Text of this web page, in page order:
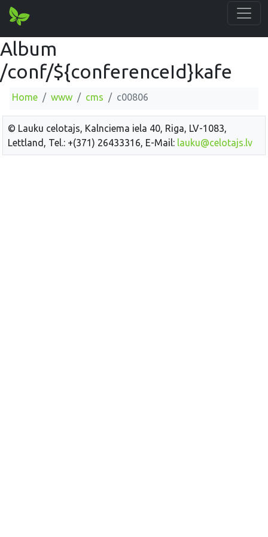
Album
/conf/${conferenceId}kafe
Home www cms c00806
© Lauku celotajs, Kalnciema iela 40, Riga, LV-1083,
Lettland, Tel.: +(371) 26433316, E-Mail: lauku@celotajs.lv